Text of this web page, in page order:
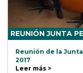
REUNIÓN JUNTA
Reunión de la
2017
Leer más >